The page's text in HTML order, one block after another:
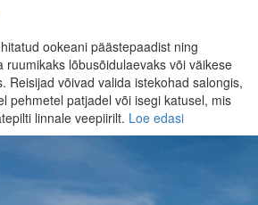
ookeani päästepaadist ning
ruumikaks lõbusõidulaevaks või väikese
Reisijad võivad valida istekohad salongis,
pehmetel patjadel või isegi katusel, mis
linnale veepiirilt. Loe edasi